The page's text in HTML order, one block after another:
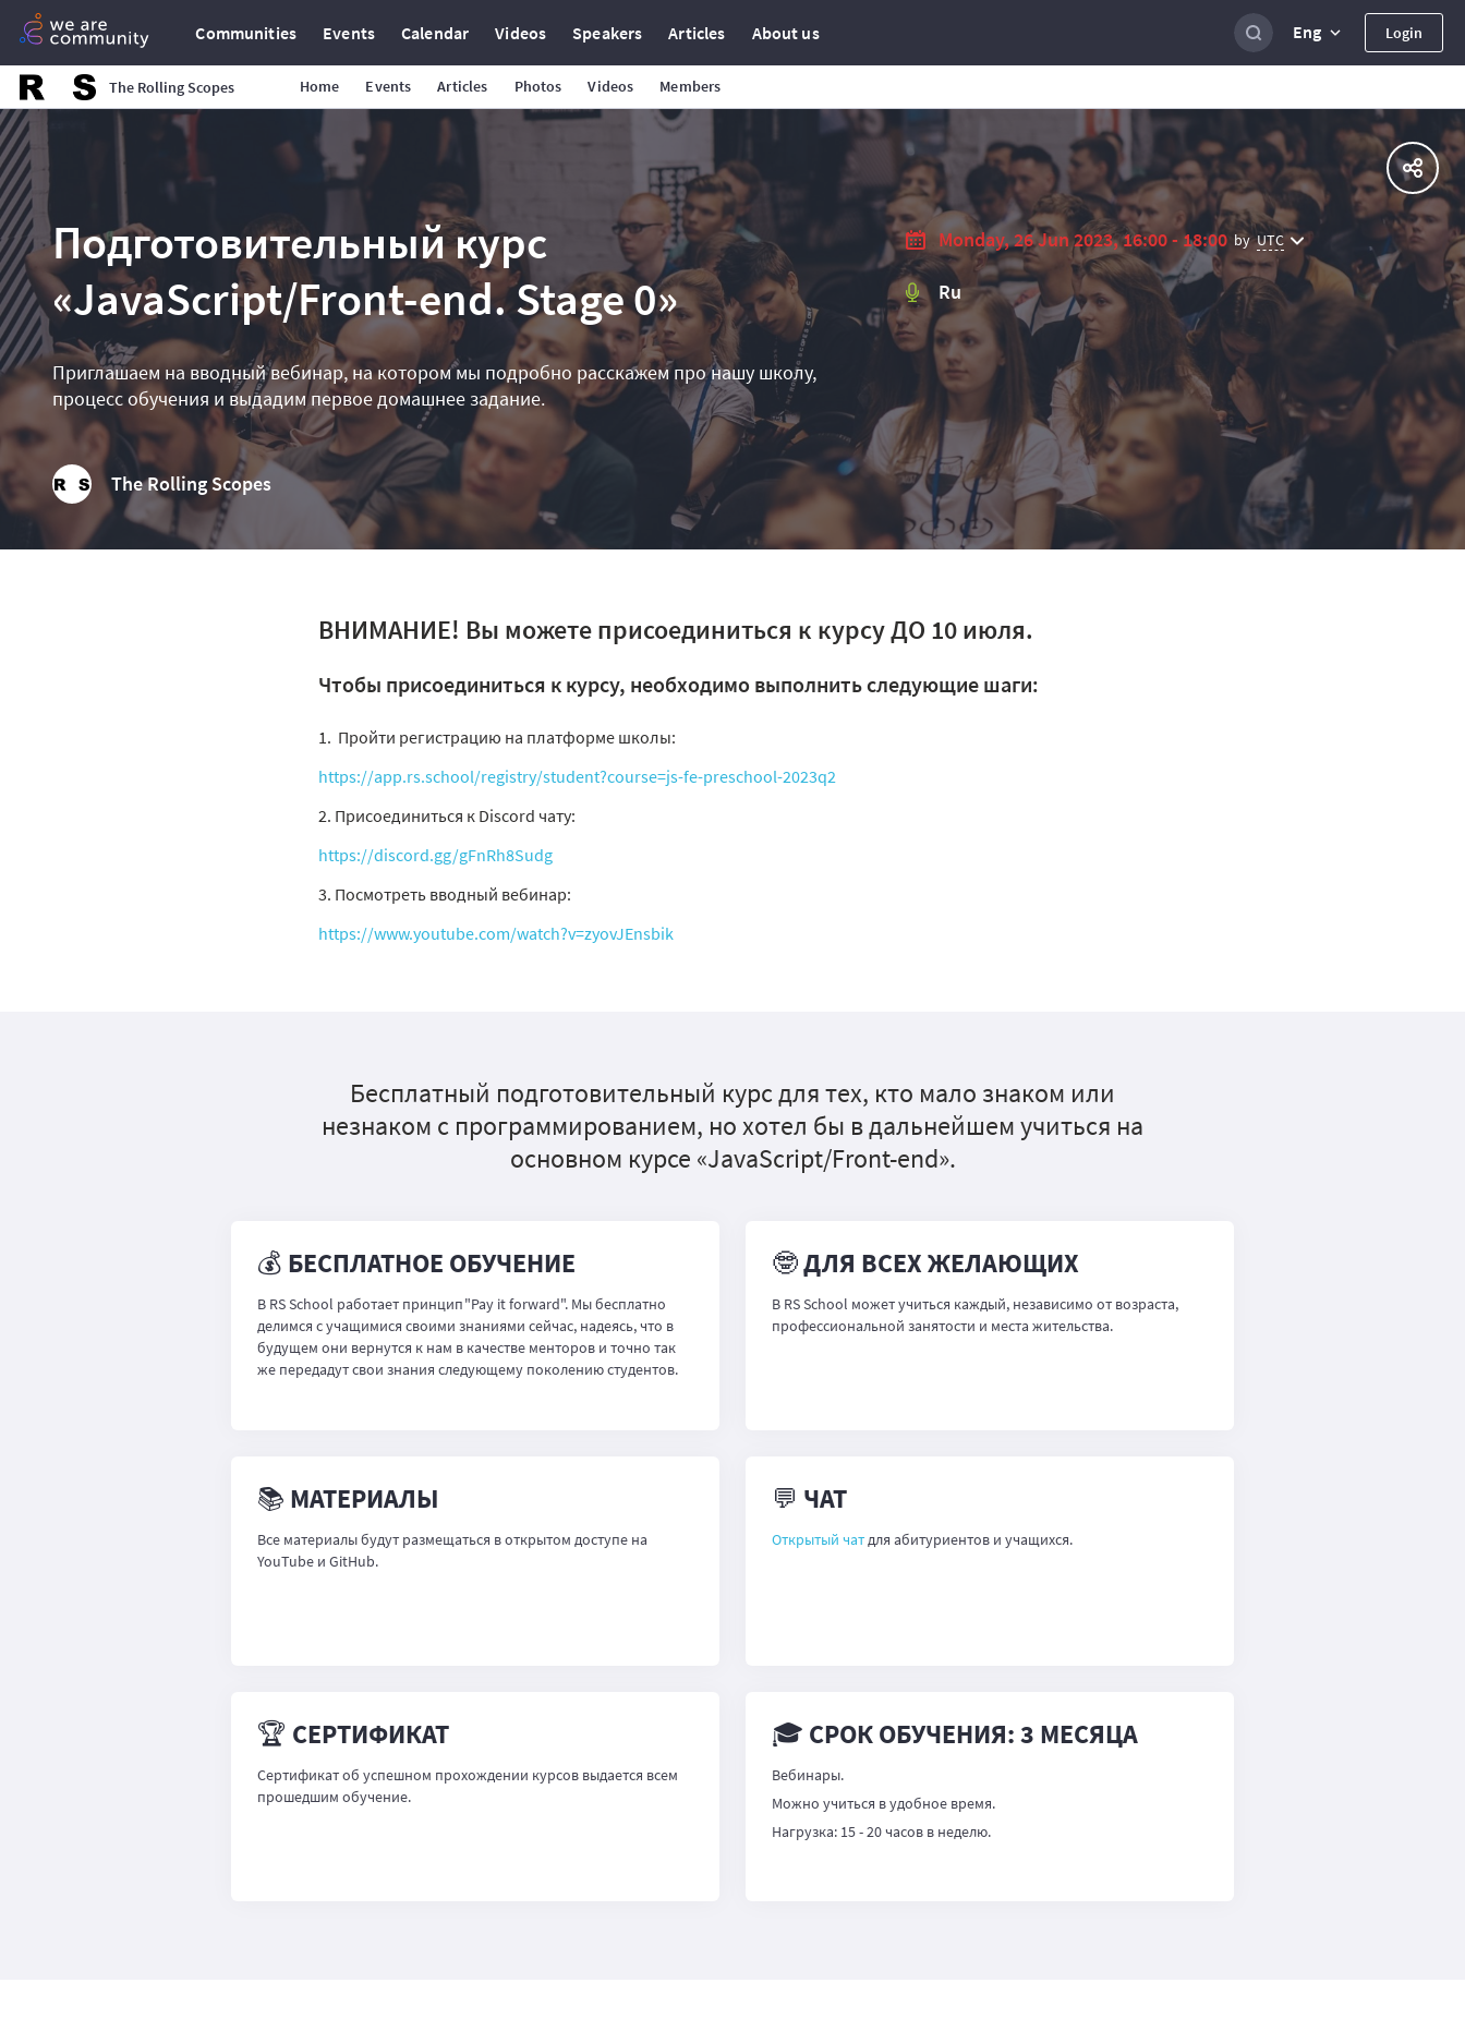
Communities Events Calendar Videos Speakers Articles About us Eng Login
The Rolling Scopes Home Events Articles Photos Videos Members
Подготовительный курс
«JavaScript/Front-end. Stage 0»
Приглашаем на вводный вебинар, на котором мы подробно расскажем про нашу школу,
процесс обучения и выдадим первое домашнее задание.
The Rolling Scopes
Monday, 26 Jun 2023, 16:00 - 18:00 by UTC
Ru
ВНИМАНИЕ! Вы можете присоединиться к курсу ДО 10 июля.
Чтобы присоединиться к курсу, необходимо выполнить следующие шаги:
Пройти регистрацию на платформе школы:
https://app.rs.school/registry/student?course=js-fe-preschool-2023q2
2. Присоединиться к Discord чату:
https://discord.gg/gFnRh8Sudg
3. Посмотреть вводный вебинар:
https://www.youtube.com/watch?v=zyovJEnsbik
Бесплатный подготовительный курс для тех, кто мало знаком или
незнаком с программированием, но хотел бы в дальнейшем учиться на
основном курсе «JavaScript/Front-end».
💰 БЕСПЛАТНОЕ ОБУЧЕНИЕ
В RS School работает принцип "Pay it forward". Мы бесплатно
делимся с учащимися своими знаниями сейчас, надеясь, что в
будущем они вернутся к нам в качестве менторов и точно так
же передадут свои знания следующему поколению студентов.
🤓 ДЛЯ ВСЕХ ЖЕЛАЮЩИХ
В RS School может учиться каждый, независимо от возраста,
профессиональной занятости и места жительства.
📚 МАТЕРИАЛЫ
Все материалы будут размещаться в открытом доступе на
YouTube и GitHub.
💬 ЧАТ
Открытый чатдля абитуриентов и учащихся.
🏆 СЕРТИФИКАТ
Сертификат об успешном прохождении курсов выдается всем
прошедшим обучение.
🎓 СРОК ОБУЧЕНИЯ: 3 МЕСЯЦА
Вебинары.
Можно учиться в удобное время.
Нагрузка: 15 - 20 часов в неделю.